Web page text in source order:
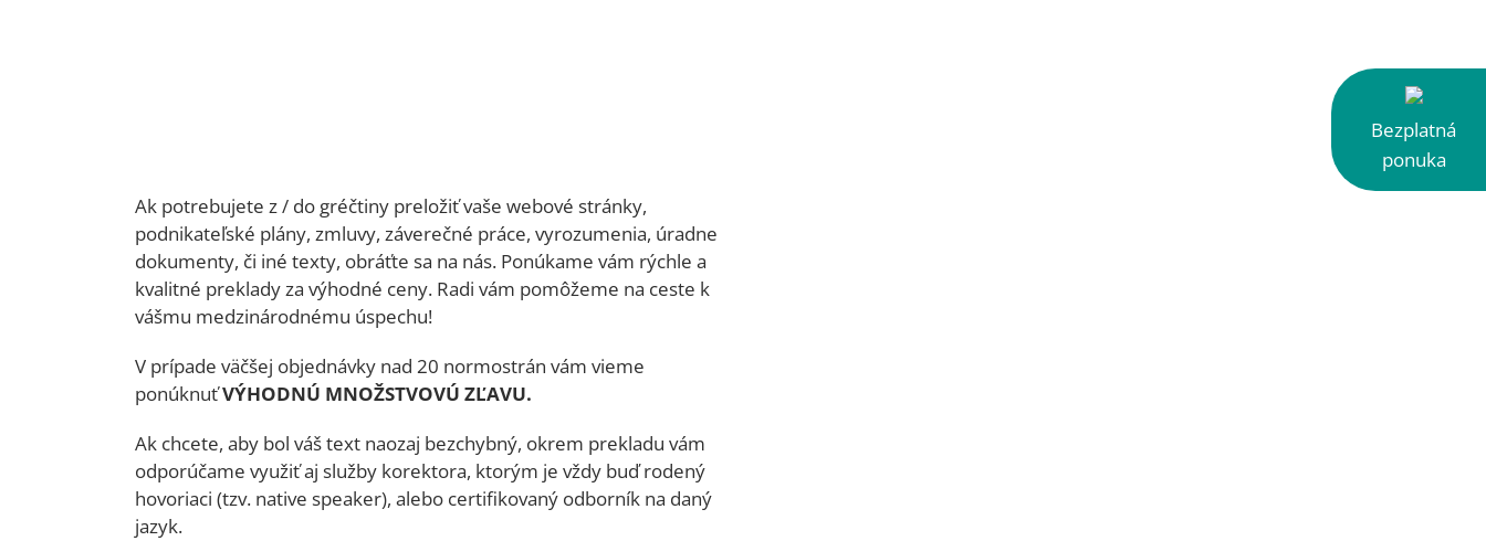
Ak potrebujete z / do gréčtiny preložiť vaše webové stránky,
podnikateľské plány, zmluvy, záverečné práce, vyrozumenia, úradne
dokumenty, či iné texty, obráťte sa na nás. Ponúkame vám rýchle a
kvalitné preklady za výhodné ceny. Radi vám pomôžeme na ceste k
vášmu medzinárodnému úspechu!
V prípade väčšej objednávky nad 20 normostrán vám vieme
ponúknuťVÝHODNÚ MNOŽSTVOVÚ ZĽAVU.
Ak chcete, aby bol váš text naozaj bezchybný, okrem prekladu vám
odporúčame využiť aj služby korektora, ktorým je vždy buď rodený
hovoriaci (tzv. native speaker), alebo certifikovaný odborník na daný
jazyk.
Bezplatná
ponuka